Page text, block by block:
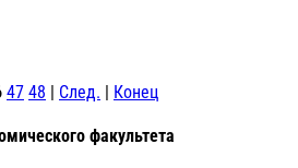
47 48 | След. | Конец
факультета